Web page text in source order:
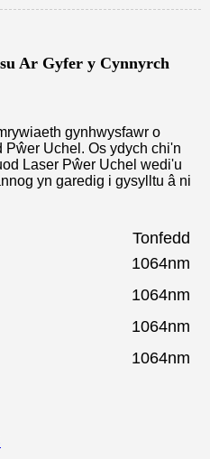
Ar Gyfer y Cynnyrch
gynhwysfawr o
Pŵer Uchel. Os ydych chi'n
Laser Pŵer Uchel wedi'u
yn garedig i gysylltu â ni
Tonfedd
1064nm
1064nm
1064nm
1064nm